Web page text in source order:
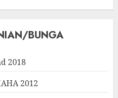
BUNGA
2018
2012